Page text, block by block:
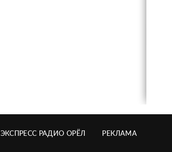
ЭКСПРЕСС РАДИО ОРЁЛ РЕКЛАМА